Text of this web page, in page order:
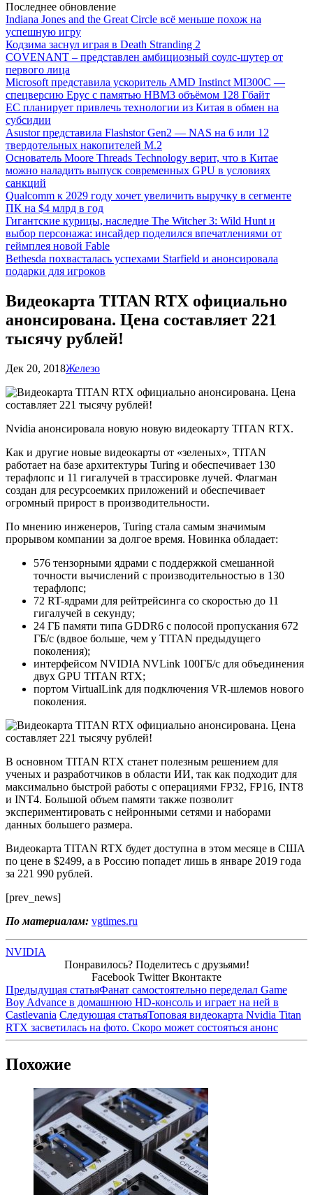
Последнее обновление
Indiana Jones and the Great Circle всё меньше похож на
успешную игру
Кодзима заснул играя в Death Stranding 2
COVENANT – представлен амбициозный соулс-шутер от
первого лица
Microsoft представила ускоритель AMD Instinct MI300C —
спецверсию Epyc с памятью HBM3 объёмом 128 Гбайт
ЕС планирует привлечь технологии из Китая в обмен на
субсидии
Asustor представила Flashstor Gen2 — NAS на 6 или 12
твердотельных накопителей M.2
Основатель Moore Threads Technology верит, что в Китае
можно наладить выпуск современных GPU в условиях
санкций
Qualcomm к 2029 году хочет увеличить выручку в сегменте
ПК на $4 млрд в год
Гигантские курицы, наследие The Witcher 3: Wild Hunt и
выбор персонажа: инсайдер поделился впечатлениями от
геймплея новой Fable
Bethesda похвасталась успехами Starfield и анонсировала
подарки для игроков
Видеокарта TITAN RTX официально
анонсирована. Цена составляет 221
тысячу рублей!
Дек 20, 2018Железо
Nvidia анонсировала новую новую видеокарту TITAN RTX.
Как и другие новые видеокарты от «зеленых», TITAN
работает на базе архитектуры Turing и обеспечивает 130
терафлопс и 11 гигалучей в трассировке лучей. Флагман
создан для ресурсоемких приложений и обеспечивает
огромный прирост в производительности.
По мнению инженеров, Turing стала самым значимым
прорывом компании за долгое время. Новинка обладает:
576 тензорными ядрами с поддержкой смешанной
точности вычислений с производительностью в 130
терафлопс;
72 RT-ядрами для рейтрейсинга со скоростью до 11
гигалучей в секунду;
24 ГБ памяти типа GDDR6 с полосой пропускания 672
ГБ/с (вдвое больше, чем у TITAN предыдущего
поколения);
интерфейсом NVIDIA NVLink 100ГБ/с для объединения
двух GPU TITAN RTX;
портом VirtualLink для подключения VR-шлемов нового
поколения.
В основном TITAN RTX станет полезным решением для
ученых и разработчиков в области ИИ, так как подходит для
максимально быстрой работы с операциями FP32, FP16, INT8
и INT4. Большой объем памяти также позволит
экспериментировать с нейронными сетями и наборами
данных большего размера.
Видеокарта TITAN RTX будет доступна в этом месяце в США
по цене в $2499, а в Россию попадет лишь в январе 2019 года
за 221 990 рублей.
[prev_news]
По материалам: vgtimes.ru
NVIDIA
Понравилось? Поделитесь с друзьями!
Facebook Twitter Вконтакте
Предыдущая статьяФанат самостоятельно переделал Game
Boy Advance в домашнюю HD-консоль и играет на ней в
Castlevania Следующая статьяТоповая видеокарта Nvidia Titan
RTX засветилась на фото. Скоро может состояться анонс
Похожие